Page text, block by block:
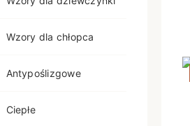
Wzory dla chłopca
Antypoślizgowe
Ciepłe